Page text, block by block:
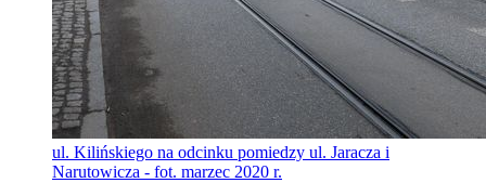
ul. Kilińskiego na odcinku pomiedzy ul. Jaracza i
Narutowicza - fot. marzec 2020 r.